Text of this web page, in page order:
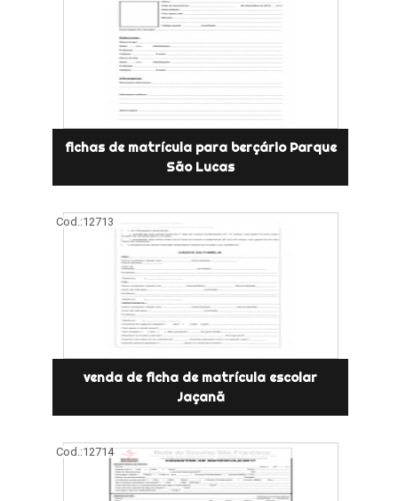
fichas de matrícula para berçário Parque
São Lucas
Cod.:12713
venda de ficha de matrícula escolar
Jaçanã
Cod.:12714